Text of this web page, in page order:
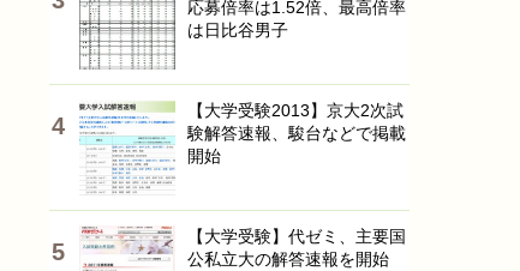
応募倍率は1.52倍、最高倍率
は日比谷男子
【大学受験2013】京大2次試
験解答速報、駿台などで掲載
開始
【大学受験】代ゼミ、主要国
公私立大の解答速報を開始